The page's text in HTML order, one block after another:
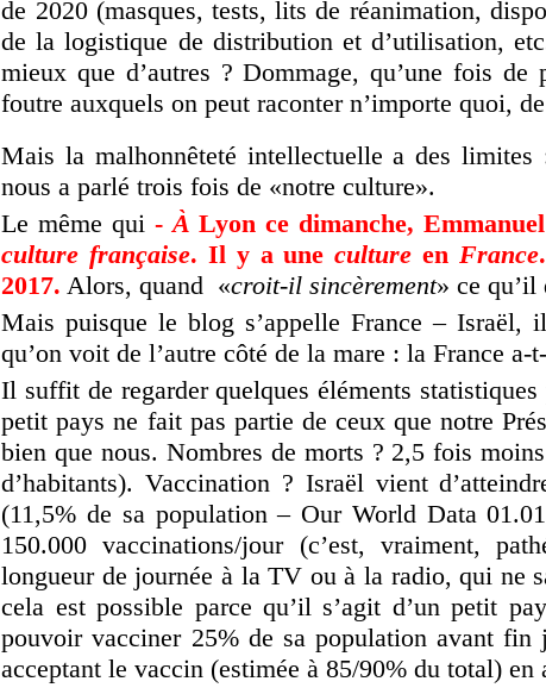
de 2020 (masques, tests, lits de réanimation,
de la logistique de distribution et d’utilisation,
mieux que d’autres ? Dommage, qu’une fois
foutre auxquels on peut raconter n’importe quoi,
Mais la malhonnêteté intellectuelle a des
nous a parlé trois fois de «notre culture».
Le même qui - À Lyon ce dimanche,
culture française. Il y a uneculture en France
2017. Alors, quand «croit-il sincèrement» ce qu’il
Mais puisque le blog s’appelle France – Israël,
qu’on voit de l’autre côté de la mare : la France
Il suffit de regarder quelques éléments
petit pays ne fait pas partie de ceux que notre
bien que nous. Nombres de morts ? 2,5 fois
d’habitants). Vaccination ? Israël vient
(11,5% de sa population – Our World Data
150.000 vaccinations/jour (c’est, vraiment,
longueur de journée à la TV ou à la radio, qui ne
cela est possible parce qu’il s’agit d’un petit
pouvoir vacciner 25% de sa population avant
acceptant le vaccin (estimée à 85/90% du total) en